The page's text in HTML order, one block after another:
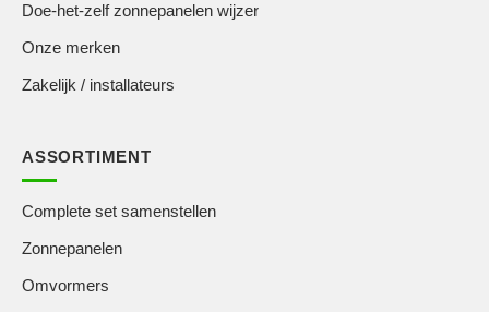
Doe-het-zelf zonnepanelen wijzer
Onze merken
Zakelijk / installateurs
ASSORTIMENT
Complete set samenstellen
Zonnepanelen
Omvormers